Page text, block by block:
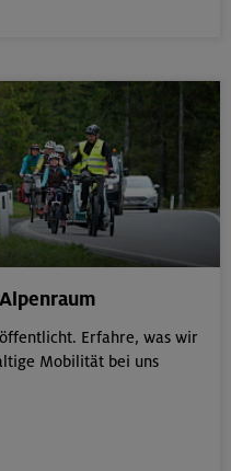
Erfahre, was wir
Mobilität bei uns